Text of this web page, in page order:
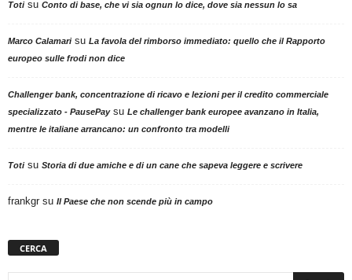
Totisu Conto di base, che vi sia ognun lo dice, dove sia nessun lo sa
Marco Calamarisu La favola del rimborso immediato: quello che il Rapporto
europeo sulle frodi non dice
Challenger bank, concentrazione di ricavo e lezioni per il credito commerciale
specializzato - PausePaysu Le challenger bank europee avanzano in Italia,
mentre le italiane arrancano: un confronto tra modelli
Totisu Storia di due amiche e di un cane che sapeva leggere e scrivere
frankgr su Il Paese che non scende più in campo
CERCA